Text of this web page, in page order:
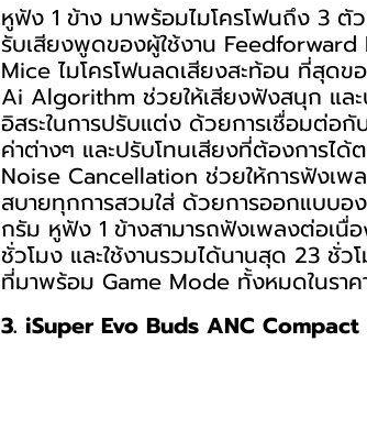
หูฟัง 1 ข้าง มาพร้อมไมโครโฟนถึง 3 ตั
รับเสียงพูดของผู้ใช้งาน
Mice ไมโครโฟนลดเสียงสะท้อน ที่สุด
Ai Algorithm ช่วยให้เสียงฟังสนุก แล
อิสระในการปรับแต่ง ด้วยการเชื่อมต่อ
ค่าต่างๆ และปรับโทนเสียงที่ต้องการไ
Noise Cancellation ช่วยให้การฟังเพ
สบายทุกการสวมใส่ ด้วยการออกแบบ
กรัม หูฟัง 1 ข้างสามารถฟังเพลงต่อเนื่
ชั่วโมง และใช้งานรวมได้นานสุด 23 ชั่
ที่มาพร้อม Game Mode ทั้งหมดในรา
3. iSuper Evo Buds ANC Compact